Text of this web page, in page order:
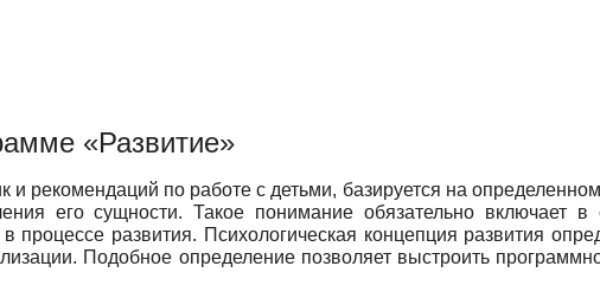
«Развитие»
и рекомендаций по работе с детьми, базируется на
его сущности. Такое понимание обязательно включает в
развития. Психологическая концепция развития
Подобное определение позволяет выстроить